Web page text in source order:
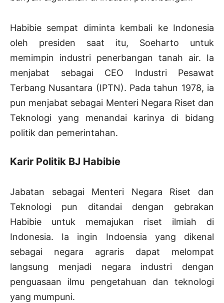
Habibie sempat diminta kembali ke Indonesia
oleh presiden saat itu, Soeharto untuk
memimpin industri penerbangan tanah air. Ia
menjabat sebagai CEO Industri Pesawat
Terbang Nusantara (IPTN). Pada tahun 1978, ia
pun menjabat sebagai Menteri Negara Riset dan
Teknologi yang menandai karinya di bidang
politik dan pemerintahan.
Karir Politik BJ Habibie
Jabatan sebagai Menteri Negara Riset dan
Teknologi pun ditandai dengan gebrakan
Habibie untuk memajukan riset ilmiah di
Indonesia. Ia ingin Indoensia yang dikenal
sebagai negara agraris dapat melompat
langsung menjadi negara industri dengan
penguasaan ilmu pengetahuan dan teknologi
yang mumpuni.